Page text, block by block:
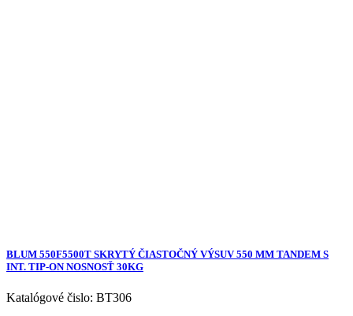
BLUM 550F5500T SKRYTÝ ČIASTOČNÝ VÝSUV 550 MM TANDEM S
INT. TIP-ON NOSNOSŤ 30KG
Katalógové čislo: BT306